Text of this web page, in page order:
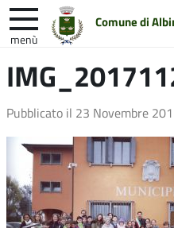
Comune di
menù
Entra in
Unione
Pubblicato il 23 Novembre